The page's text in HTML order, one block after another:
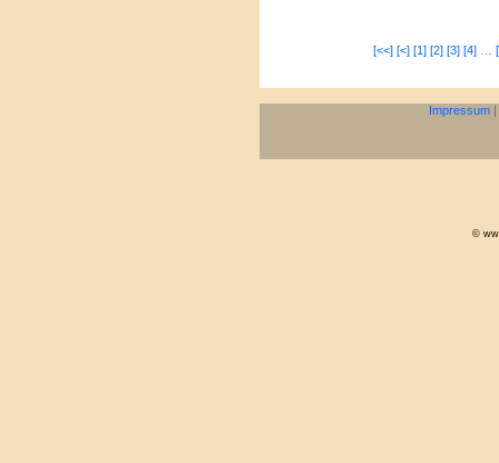
[<<] [<] [1] [2] [3] [4]
Impressum |
©